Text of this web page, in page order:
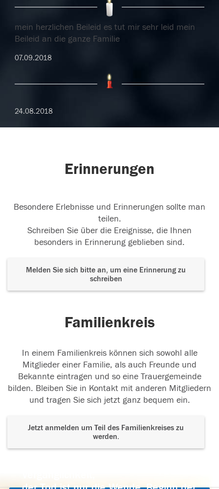
mein herzlichen Beileid es tut mir sehr leid mein
Beileid an die ganze Familie
07.09.2018
24.08.2018
Erinnerungen
Besondere Erlebnisse und Erinnerungen sollte man
teilen.
Schreiben Sie über die Ereignisse, die Ihnen
besonders in Erinnerung geblieben sind.
Melden Sie sich bitte an, um eine Erinnerung zu
schreiben
Familienkreis
In einem Familienkreis können sich sowohl alle
Mitglieder einer Familie, als auch Freunde und
Bekannte eintragen und so eine Trauergemeinde
bilden. Bleiben Sie in Kontakt mit anderen Mitgliedern
und tragen Sie sich jetzt ganz bequem ein.
Jetzt anmelden um Teil des Familienkreises zu
werden.